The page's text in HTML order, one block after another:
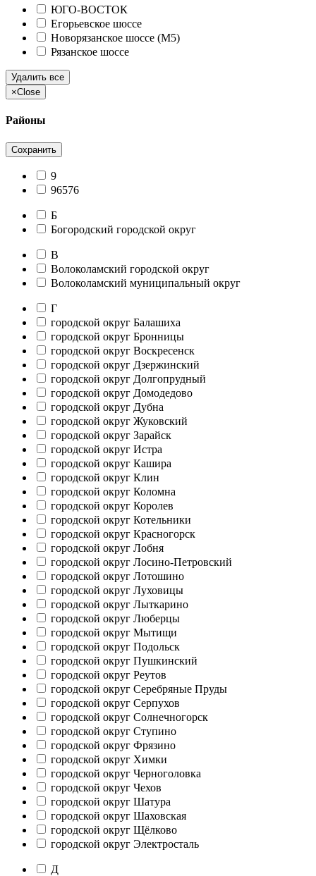
ЮГО-ВОСТОК
Егорьевское шоссе
Новорязанское шоссе (М5)
Рязанское шоссе
Удалить все
×Close
Районы
Сохранить
9
96576
Б
Богородский городской округ
В
Волоколамский городской округ
Волоколамский муниципальный округ
Г
городской округ Балашиха
городской округ Бронницы
городской округ Воскресенск
городской округ Дзержинский
городской округ Долгопрудный
городской округ Домодедово
городской округ Дубна
городской округ Жуковский
городской округ Зарайск
городской округ Истра
городской округ Кашира
городской округ Клин
городской округ Коломна
городской округ Королев
городской округ Котельники
городской округ Красногорск
городской округ Лобня
городской округ Лосино-Петровский
городской округ Лотошино
городской округ Луховицы
городской округ Лыткарино
городской округ Люберцы
городской округ Мытищи
городской округ Подольск
городской округ Пушкинский
городской округ Реутов
городской округ Серебряные Пруды
городской округ Серпухов
городской округ Солнечногорск
городской округ Ступино
городской округ Фрязино
городской округ Химки
городской округ Черноголовка
городской округ Чехов
городской округ Шатура
городской округ Шаховская
городской округ Щёлково
городской округ Электросталь
Д